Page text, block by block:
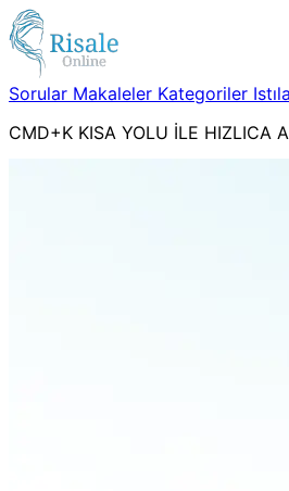
Sorular Makaleler Kategoriler
CMD+K KISA YOLU İLE HIZLICA